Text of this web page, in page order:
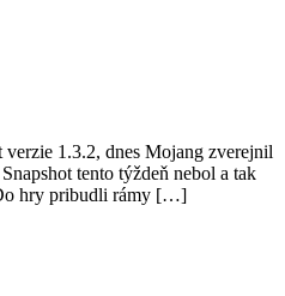
1.3.2, dnes Mojang zverejnil
tento týždeň nebol a tak
hry pribudli rámy […]